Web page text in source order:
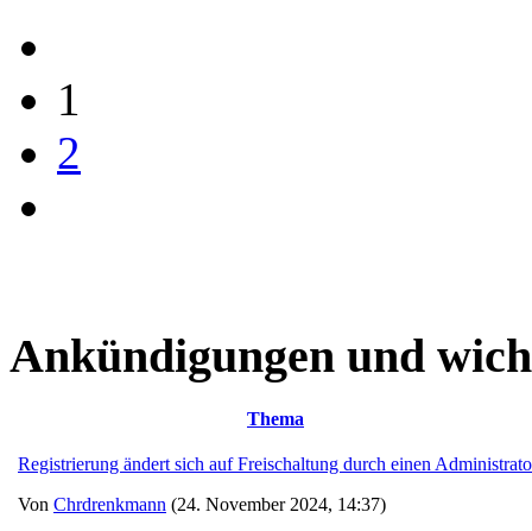
1
2
Ankündigungen und
Thema
Registrierung ändert sich auf Freischaltung durch einen
Von Chrdrenkmann (24. November 2024, 14:37)